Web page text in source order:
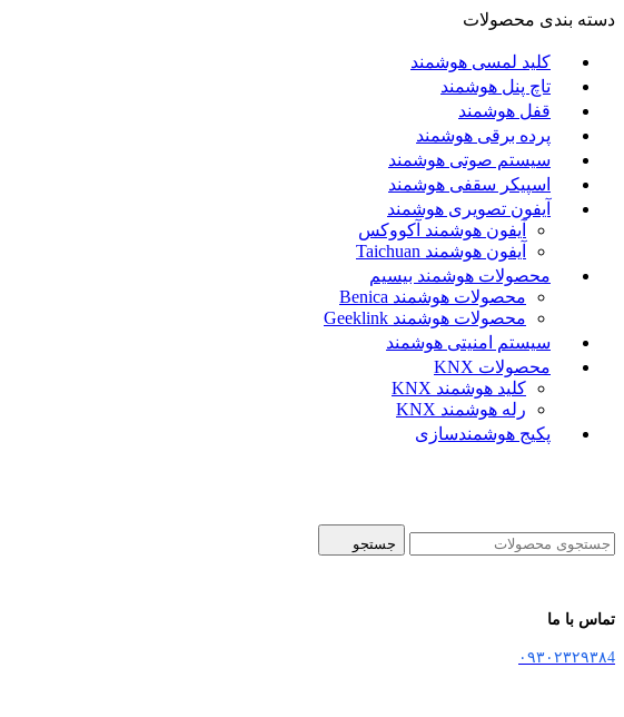
دسته بندی محصولات
کلید لمسی هوشمند
تاچ پنل هوشمند
قفل هوشمند
پرده برقی هوشمند
سیستم صوتی هوشمند
اسپیکر سقفی هوشمند
آیفون تصویری هوشمند
آيفون هوشمند آکووکس
آیفون هوشمند Taichuan
محصولات هوشمند بیسیم
محصولات هوشمند Benica
محصولات هوشمند Geeklink
سیستم امنیتی هوشمند
محصولات KNX
کلید هوشمند KNX
رله هوشمند KNX
پکیج هوشمندسازی
جستجو
تماس با ما
۰۹۳۰۲۳۲۹۳۸4